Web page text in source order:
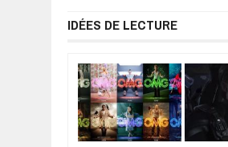
IDÉES DE LECTURE